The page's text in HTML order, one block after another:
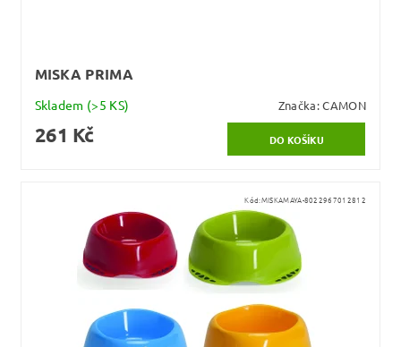
MISKA PRIMA
Skladem (>5 KS) Značka:CAMON
261 Kč
Kód:MISKAMAYA-8022967012812